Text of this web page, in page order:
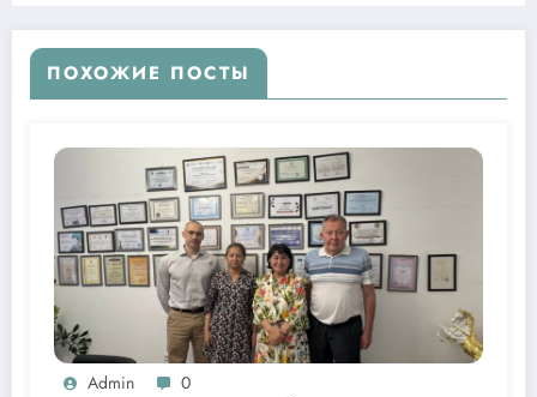
ПОХОЖИЕ ПОСТЫ
Admin 0